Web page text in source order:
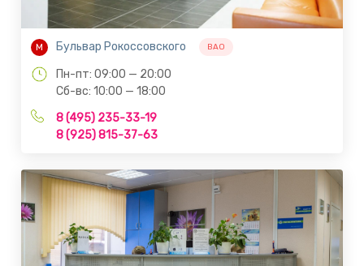
М Бульвар Рокоссовского ВАО
Пн-пт: 09:00 — 20:00
Сб-вс: 10:00 — 18:00
8 (495) 235-33-19
8 (925) 815-37-63